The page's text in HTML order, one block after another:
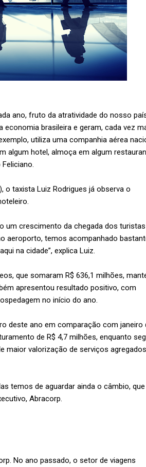
ano, fruto da atratividade do nosso
brasileira e geram, cada vez
utiliza uma companhia aérea
algum hotel, almoça em algum
o taxista Luiz Rodrigues já observa o
um crescimento da chegada dos
aeroporto, temos acompanhado
na cidade”, explica Luiz.
que somaram R$ 636,1 milhões,
apresentou resultado positivo, com
no início do ano.
deste ano em comparação com janeiro
de R$ 4,7 milhões, enquanto
maior valorização de serviços
temos de aguardar ainda o câmbio,
Abracorp.
No ano passado, o setor de viagens